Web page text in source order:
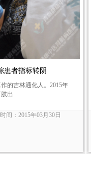
患者指标转阴
的吉林通化人。2015年
出
间：2015年03月30日